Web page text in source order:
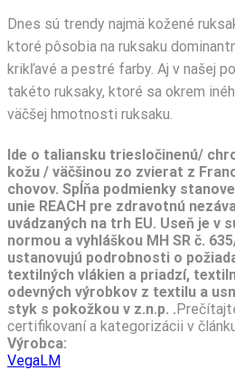
Dnes sú trendy najmä kožené
ktoré pôsobia na ruksaku
krikľavé a pestré farby. Aj v našej
takéto ruksaky, ktoré sa okrem
väčšej hmotnosti ruksaku.
Ide o taliansku triesločinenú/
kožu / väčšinou zo zvierat z
chovov. Spĺňa podmienky
unie REACH pre zdravotnú
uvádzaných na trh EU. Useň je v
normou a vyhláškou MH SR č.
ustanovujú podrobnosti o
textilných vlákien a priadzí,
odevných výrobkov z textilu a
styk s pokožkou v z.n.p. .
certifikovaní a kategorizácii v
Výrobca:
VegaLM